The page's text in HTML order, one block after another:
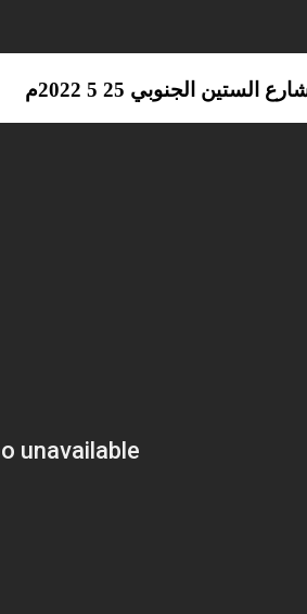
الجنوبي 25 5 2022م